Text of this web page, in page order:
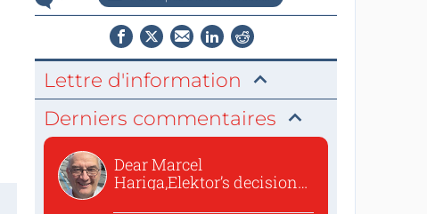
Lettre d'information
Derniers commentaires
Dear Marcel
Hariga,Elektor’s decision